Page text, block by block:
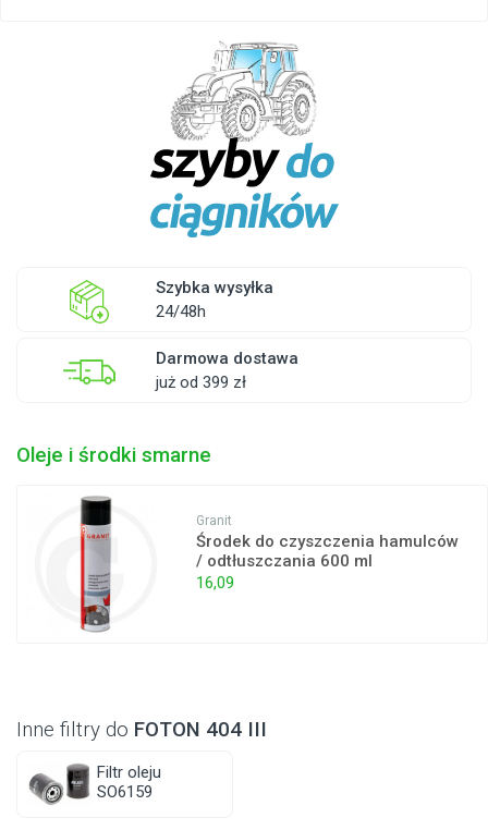
Szybka wysyłka
24/48h
Darmowa dostawa
już od 399 zł
Oleje i środki smarne
Granit
Środek do czyszczenia hamulców
/ odtłuszczania 600 ml
16,09
Inne filtry do FOTON 404 III
Filtr oleju
SO6159